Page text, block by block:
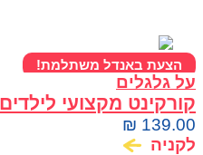
הצעת באנדל משתלמת!
על גלגלים
ומתכוונן OMEGA
₪ 139.00
לקניה